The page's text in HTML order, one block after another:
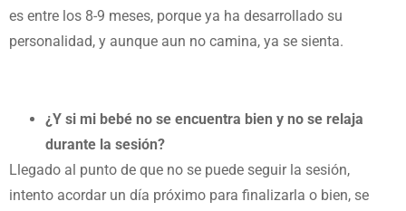
es entre los 8-9 meses, porque ya ha desarrollado su
personalidad, y aunque aun no camina, ya se sienta.
¿Y si mi bebé no se encuentra bien y no se relaja
durante la sesión?
Llegado al punto de que no se puede seguir la sesión,
intento acordar un día próximo para finalizarla o bien, se